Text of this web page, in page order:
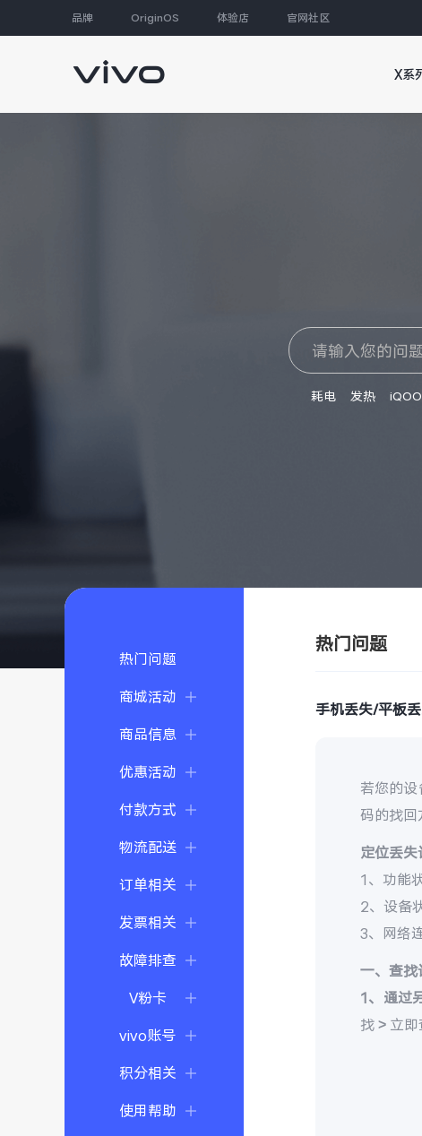
品牌 OriginOS 体验店 官网社区
X系
耗电 发热 iQOO
热门问题
商城活动
商品信息
优惠活动
付款方式
物流配送
订单相关
发票相关
故障排查
V粉卡
vivo账号
积分相关
使用帮助
热门问题
手机丢失/平板
若您的
码的找回
定位丢失
1、功能
2、设备
3、网络
一、查找
1、通过
找 > 立即